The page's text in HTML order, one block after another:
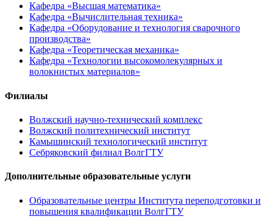
Кафедра «Высшая математика»
Кафедра «Вычислительная техника»
Кафедра «Оборудование и технология сварочного
производства»
Кафедра «Теоретическая механика»
Кафедра «Технологии высокомолекулярных и
волокнистых материалов»
Филиалы
Волжский научно-технический комплекс
Волжский политехнический институт
Камышинский технологический институт
Себряковский филиал ВолгГТУ
Дополнительные образовательные услуги
Образовательные центры Института переподготовки и
повышения квалификации ВолгГТУ